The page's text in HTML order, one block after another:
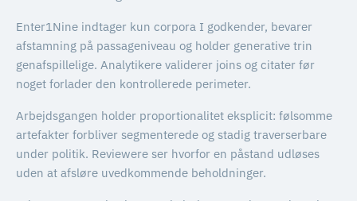
Enter1Nine indtager kun corpora I godkender, bevarer
afstamning på passageniveau og holder generative trin
genafspillelige. Analytikere validerer joins og citater før
noget forlader den kontrollerede perimeter.
Arbejdsgangen holder proportionalitet eksplicit: følsomme
artefakter forbliver segmenterede og stadig traverserbare
under politik. Reviewere ser hvorfor en påstand udløses
uden at afsløre uvedkommende beholdninger.